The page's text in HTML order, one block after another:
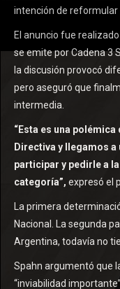
intención de reformular
El anuncio fue
se emite por Cadena 3
la discusión provocó
pero aseguró que
intermedia.
“Esta es una
Directiva y llegamos
participar y pedirle a
categoría”, expresó el
La primera
Nacional. La segunda
Argentina, todavía no
Spahn argumentó que
“inviabilidad